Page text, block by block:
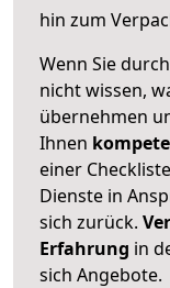
hin zum
Wenn Sie
nicht wissen,
übernehmen
Ihnen
einer
Dienste in
sich zurück.
Erfahrung in
sich Angebote.